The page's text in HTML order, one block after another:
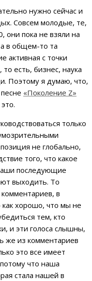
нужно сейчас и
Совсем молодые, те,
они пока не взяли на
в общем-то та
активная с точки
есть, бизнес, наука
Поэтому я думаю, что,
«Поколение Z»
только
не глобально,
того, что какое
последующие
выходить. То
в
как хорошо, что мы не
тем, кто
и эти голоса слышны,
же из комментариев
это все имеет
что наша
стала нашей в